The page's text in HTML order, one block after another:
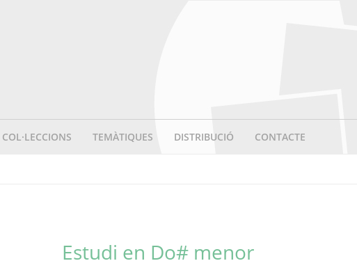
COL·LECCIONS TEMÀTIQUES DISTRIBUCIÓ CONTACTE
Estudi en Do# menor